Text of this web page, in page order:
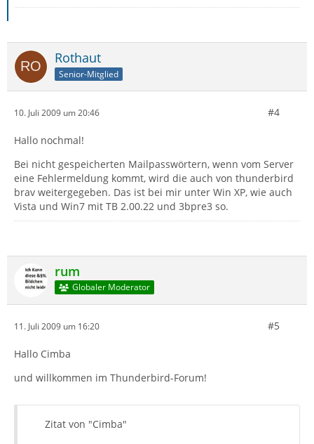
Rothaut
Senior-Mitglied
10. Juli 2009 um 20:46 #4
Hallo nochmal!
Bei nicht gespeicherten Mailpasswörtern, wenn vom Server
eine Fehlermeldung kommt, wird die auch von thunderbird
brav weitergegeben. Das ist bei mir unter Win XP, wie auch
Vista und Win7 mit TB 2.00.22 und 3bpre3 so.
rum
Globaler Moderator
11. Juli 2009 um 16:20 #5
Hallo Cimba
und willkommen im Thunderbird-Forum!
Zitat von "Cimba"